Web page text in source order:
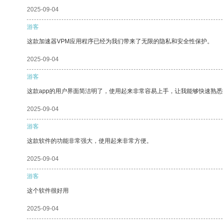
2025-09-04
游客
这款加速器VPM应用程序已经为我们带来了无限的隐私和安全性保护。
2025-09-04
游客
这款app的用户界面简洁明了，使用起来非常容易上手，让我能够快速熟
2025-09-04
游客
这款软件的功能非常强大，使用起来非常方便。
2025-09-04
游客
这个软件很好用
2025-09-04